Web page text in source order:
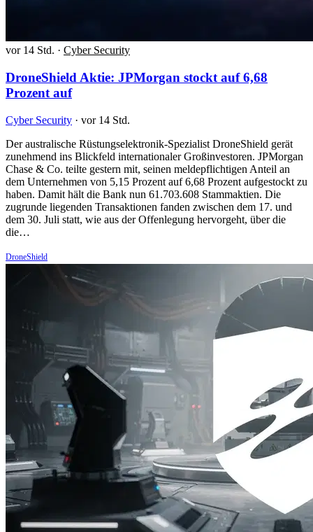
vor 14 Std. · Cyber Security
DroneShield Aktie: JPMorgan stockt auf 6,68
Prozent auf
Cyber Security · vor 14 Std.
Der australische Rüstungselektronik-Spezialist DroneShield gerät
zunehmend ins Blickfeld internationaler Großinvestoren. JPMorgan
Chase & Co. teilte gestern mit, seinen meldepflichtigen Anteil an
dem Unternehmen von 5,15 Prozent auf 6,68 Prozent aufgestockt zu
haben. Damit hält die Bank nun 61.703.608 Stammaktien. Die
zugrunde liegenden Transaktionen fanden zwischen dem 17. und
dem 30. Juli statt, wie aus der Offenlegung hervorgeht, über die
die…
DroneShield